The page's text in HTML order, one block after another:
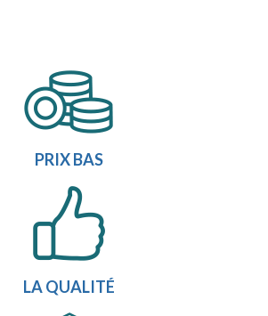
PRIX BAS
LA QUALITÉ